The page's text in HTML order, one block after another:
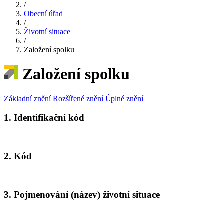
/
Obecní úřad
/
Životní situace
/
Založení spolku
Založení spolku
Základní znění Rozšířené znění Úplné znění
1. Identifikační kód
2. Kód
3. Pojmenování (název) životní situace